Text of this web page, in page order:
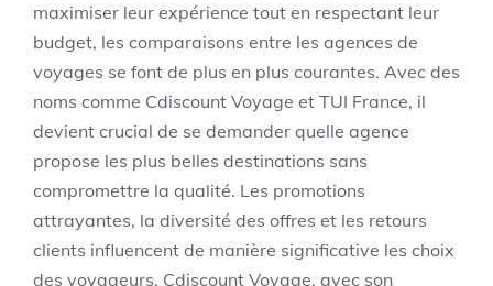
maximiser leur expérience tout en respectant leur
budget, les comparaisons entre les agences de
voyages se font de plus en plus courantes. Avec des
noms comme Cdiscount Voyage et TUI France, il
devient crucial de se demander quelle agence
propose les plus belles destinations sans
compromettre la qualité. Les promotions
attrayantes, la diversité des offres et les retours
clients influencent de manière significative les choix
des voyageurs. Cdiscount Voyage, avec son